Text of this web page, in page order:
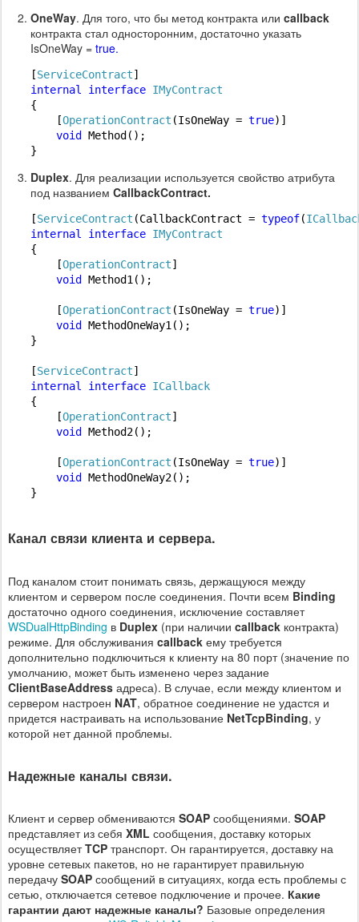
OneWay. Для того, что бы метод контракта или callback
контракта стал односторонним, достаточно указать
IsOneWay = true.
[ServiceContract
internal
interface IMyContract
{
[OperationContract (IsOneWay = true)]
void
Method();
Duplex. Для реализации используется свойство атрибута
под названием CallbackContract.
[ServiceContract (CallbackContract = typeof(
internal
interface IMyContract
{
[OperationContract]
void
Method1();
[OperationContract (IsOneWay = true)]
void
MethodOneWay1();
}
[ServiceContract
internal
interface ICallback
{
[OperationContract]
void
Method2();
[OperationContract (IsOneWay = true)]
void
MethodOneWay2();
}
Канал связи клиента и сервера.
Под каналом стоит понимать связь, держащуюся между
клиентом и сервером после соединения. Почти всем Binding
достаточно одного соединения, исключение составляет
WSDualHttpBinding в Duplex (при наличии callback контракта)
режиме. Для обслуживания callback ему требуется
дополнительно подключиться к клиенту на 80 порт (значение по
умолчанию, может быть изменено через задание
ClientBaseAddress адреса). В случае, если между клиентом и
сервером настроен NAT, обратное соединение не удастся и
придется настраивать на использование NetTcpBinding, у
которой нет данной проблемы.
Надежные каналы связи.
Клиент и сервер обмениваются SOAP сообщениями. SOAP
представляет из себя XML сообщения, доставку которых
осуществляетTCP транспорт. Он гарантируется, доставку на
уровне сетевых пакетов, но не гарантирует правильную
передачу SOAP сообщений в ситуациях, когда есть проблемы с
сетью, отключается сетевое подключение и прочее. Какие
гарантии дают надежные каналы? Базовые определения